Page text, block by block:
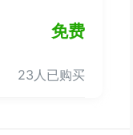
免费
23人已购买